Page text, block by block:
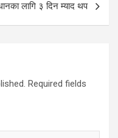
लागि ३ दिन म्याद थप
Required fields